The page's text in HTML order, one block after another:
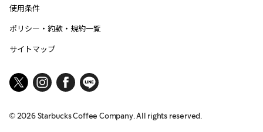
使用条件
ポリシー・約款・規約一覧
サイトマップ
© 2026Starbucks Coffee Company. All rights reserved.